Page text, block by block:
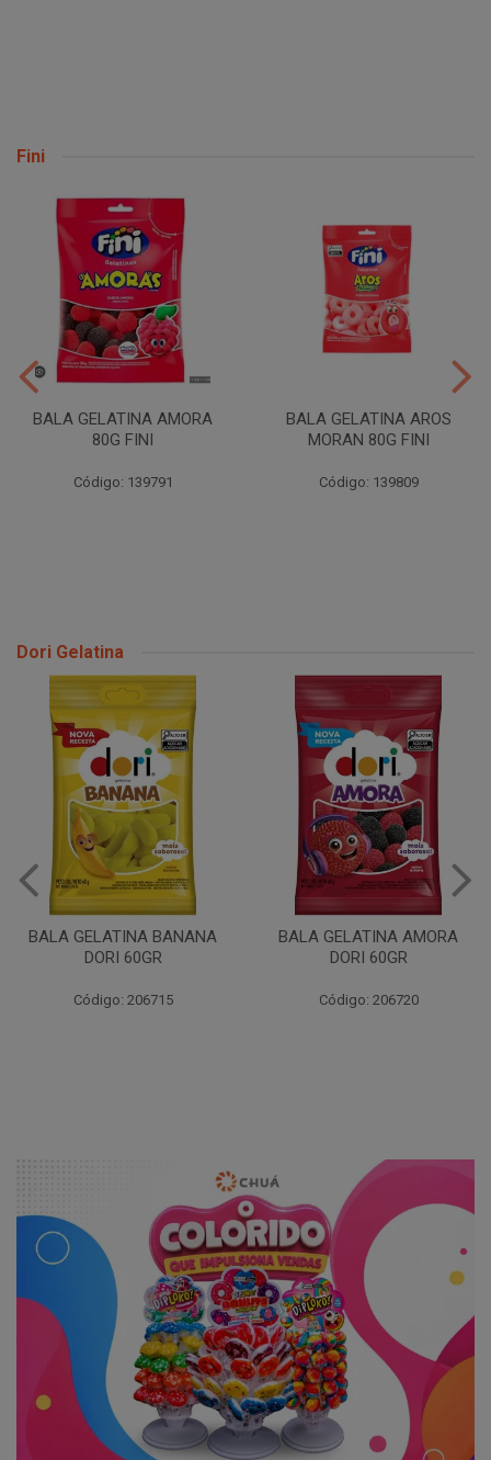
Fini
BALA GELATINA AMORA
80G FINI
Código: 139791
BALA GELATINA AROS
MORAN 80G FINI
Código: 139809
Dori Gelatina
BALA GELATINA BANANA
DORI 60GR
Código: 206715
BALA GELATINA AMORA
DORI 60GR
Código: 206720